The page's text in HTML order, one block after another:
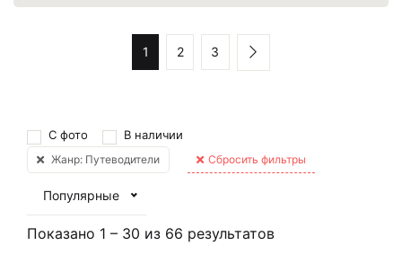
1 2 3
С фото В наличии
Жанр: Путеводители Сбросить фильтры
Популярные
Показано 1 – 30 из 66 результатов